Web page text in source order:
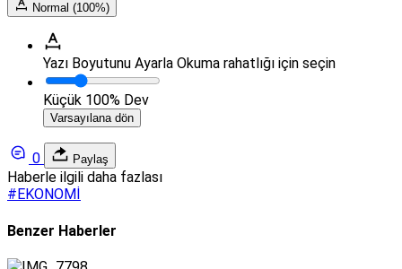
Normal (100%)
Yazı Boyutunu Ayarla Okuma rahatlığı için seçin
Küçük 100% Dev
Varsayılana dön
0 Paylaş
Haberle ilgili daha fazlası
# EKONOMİ
Benzer Haberler